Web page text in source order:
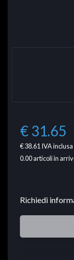
€ 31.65
€ 38.61IVA inclusa
0.00articoli in
Richiedi